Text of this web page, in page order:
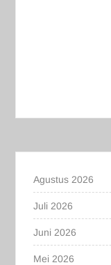
Agustus 2026
Juli 2026
Juni 2026
Mei 2026